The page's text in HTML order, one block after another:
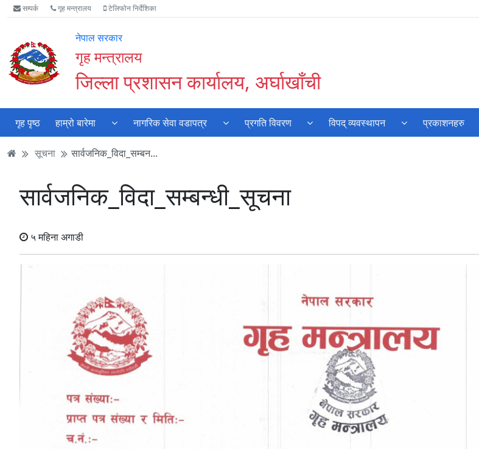
Accessibility
Mode
गर्नुहोस्
मुख्य
सामाग्री
मुख्य
नेभिगेसन
वेबसाइट
खोजमा
सम्पर्क गृह मन्त्रालय टेलिफोन निर्देशिका
नेपाल सरकार
गृह मन्त्रालय
जिल्ला प्रशासन कार्यालय, अर्घाखाँची
गृह पृष्ठ हाम्रो बारेमा नागरिक सेवा वडापत्र प्रगति विवरण विपद् व्यवस्थापन प्रकाशनहरु
सूचना सार्वजनिक_विदा_सम्बन...
सार्वजनिक_विदा_सम्बन्धी_सूचना
५ महिना अगाडी